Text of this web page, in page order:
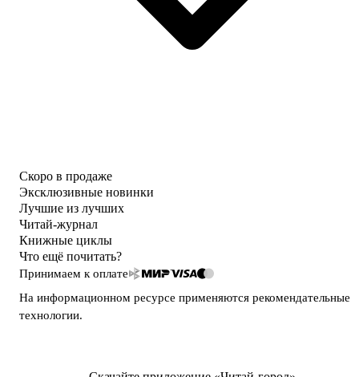
Скоро в продаже
Эксклюзивные новинки
Лучшие из лучших
Читай-журнал
Книжные циклы
Что ещё почитать?
Принимаем к оплате
На информационном ресурсе применяются рекомендательные
технологии.